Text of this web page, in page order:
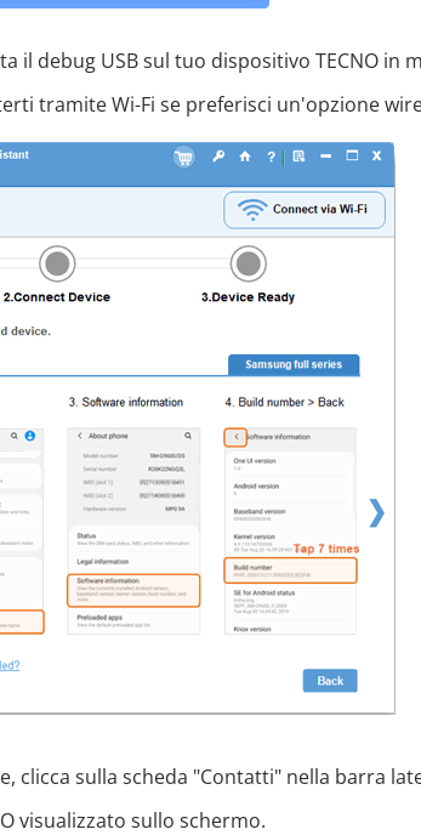
il debug USB sul tuo dispositivo TECNO in
tramite Wi-Fi se preferisci un'opzione
clicca sulla scheda "Contatti" nella barra
visualizzato sullo schermo.